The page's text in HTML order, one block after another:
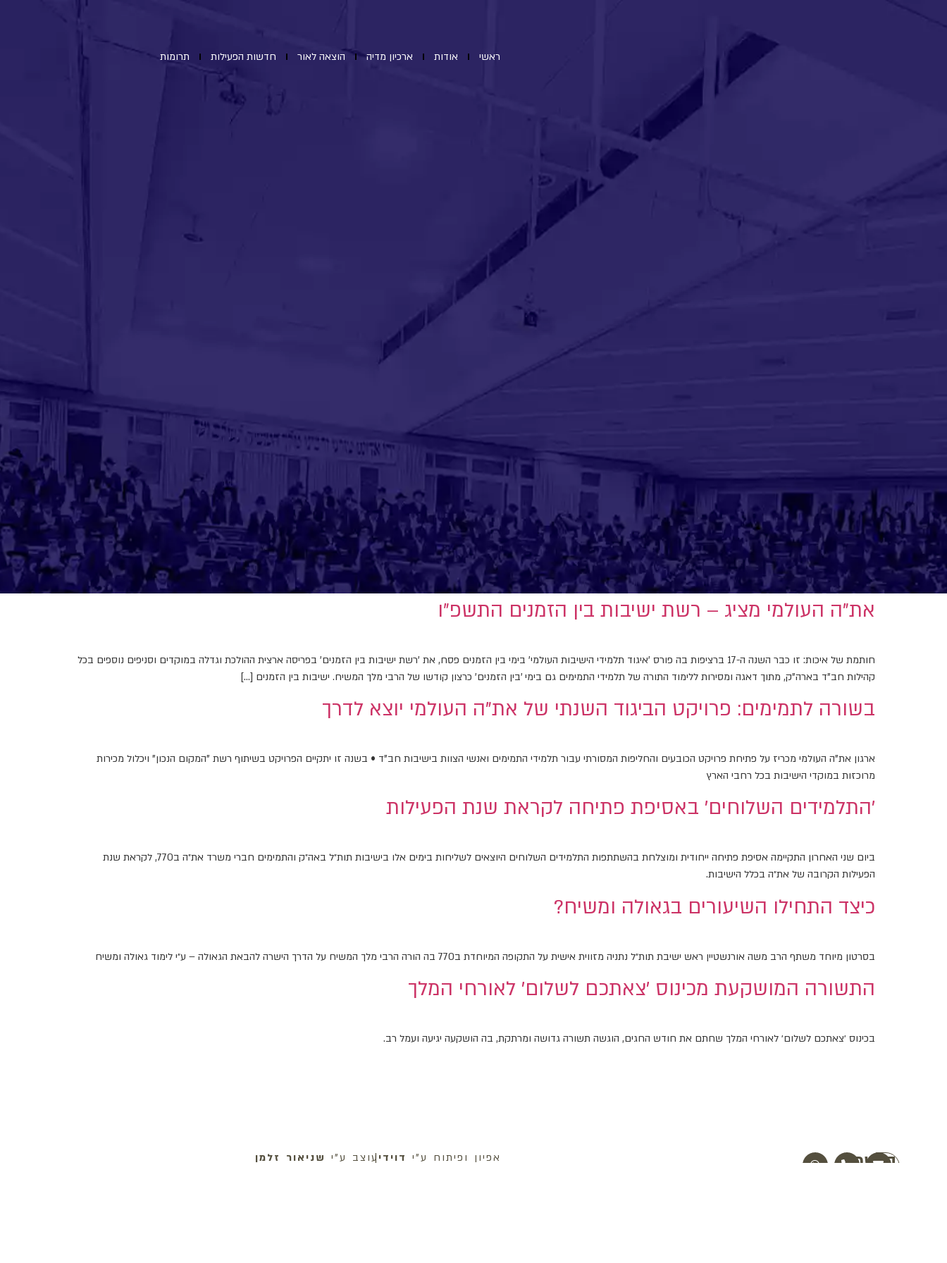
ראשי אודות ארכיון מדיה הוצאה לאור חדשות הפעילות תרומות
את"ה העולמי מציג – רשת ישיבות בין הזמנים התשפ״ו
חותמת של איכות: זו כבר השנה ה-17 ברציפות בה פורס 'איגוד תלמידי הישיבות העולמי' בימי בין הזמנים פסח, את 'רשת ישיבות בין הזמנים' בפריסה ארצית ההולכת וגדלה במוקדים וסניפים נוספים בכל
קהילות חב"ד בארה"ק, מתוך דאגה ומסירות ללימוד התורה של תלמידי התמימים גם בימי 'בין הזמנים' כרצון קודשו של הרבי מלך המשיח. ישיבות בין הזמנים […]
בשורה לתמימים: פרויקט הביגוד השנתי של את"ה העולמי יוצא לדרך
ארגון את"ה העולמי מכריז על פתיחת פרויקט הכובעים והחליפות המסורתי עבור תלמידי התמימים ואנשי הצוות בישיבות חב"ד • בשנה זו יתקיים הפרויקט בשיתוף רשת "המקום הנכון" ויכלול מכירות
מרוכזות במוקדי הישיבות בכל רחבי הארץ
׳התלמידים השלוחים׳ באסיפת פתיחה לקראת שנת הפעילות
ביום שני האחרון התקיימה אסיפת פתיחה ייחודית ומוצלחת בהשתתפות התלמידים השלוחים היוצאים לשליחות בימים אלו בישיבות תות״ל באה״ק והתמימים חברי משרד את״ה ב770, לקראת שנת
הפעילות הקרובה של את״ה בכלל הישיבות.
כיצד התחילו השיעורים בגאולה ומשיח?
בסרטון מיוחד משתף הרב משה אורנשטיין ראש ישיבת תות״ל נתניה מזווית אישית על התקופה המיוחדת ב770 בה הורה הרבי מלך המשיח על הדרך הישרה להבאת הגאולה – ע״י לימוד גאולה ומשיח
התשורה המושקעת מכינוס ׳צאתכם לשלום׳ לאורחי המלך
בכינוס ׳צאתכם לשלום׳ לאורחי המלך שחתם את חודש החגים, הוגשה תשורה גדושה ומרתקת, בה הושקעה יגיעה ועמל רב.
הרשמה
אפיון ופיתוח ע״י דוידי |עוצב ע״י שניאור זלמן